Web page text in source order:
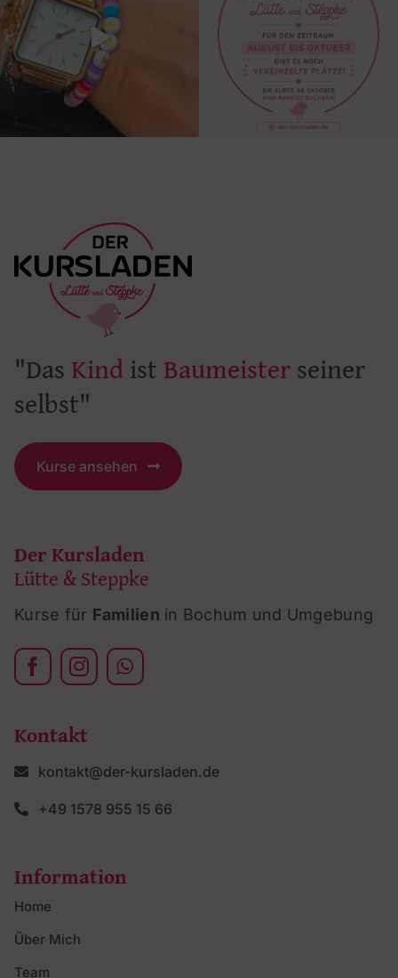
"Das KindistBaumeisterseiner
selbst"
Kurse ansehen
Der Kursladen
Lütte & Steppke
Kurse für Familien in Bochum und Umgebung
Kontakt
kontakt@der-kursladen.de
+49 1578 955 15 66
Information
Home
Über Mich
Team